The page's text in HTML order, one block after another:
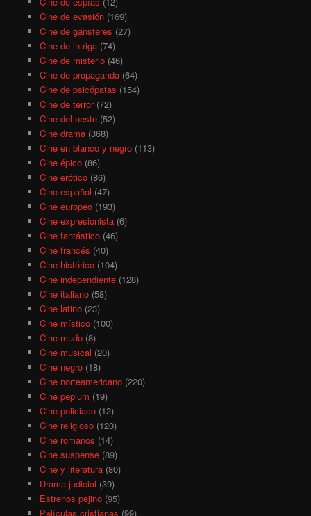
Cine de evasión(169)
Cine de gánsteres (27)
Cine de intriga(74)
Cine de misterio(46)
Cine de propaganda(64)
Cine de psicópatas (154)
Cine de terror(72)
Cine del oeste(52)
Cine drama(368)
Cine en blanco y negro(113)
Cine épico(86)
Cine erótico(86)
Cine español (47)
Cine europeo(193)
Cine expresionista(6)
Cine fantástico(46)
Cine francés (40)
Cine histórico(104)
Cine independiente(128)
Cine italiano(58)
Cine latino(23)
Cine místico(100)
Cine mudo(8)
Cine musical (20)
Cine negro(18)
Cine norteamericano(220)
Cine peplum (19)
Cine policiaco(12)
Cine religioso(120)
Cine romanos (14)
Cine suspense(89)
Cine y literatura(80)
Drama judicial (39)
Estrenos pejino(95)
Películas cristianas (99)